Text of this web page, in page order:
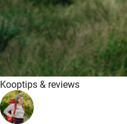
Kooptips & reviews
en
kan de
niet